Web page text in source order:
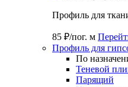
Профиль для
85 ₽/пог. м
Профиль для
По
Теневой
Парящий